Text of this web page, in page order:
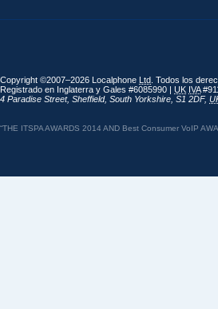
Copyright ©2007–2026 Localphone Ltd . Todos los
Registrado en Inglaterra y Gales #6085990 | UK IVA
4 Paradise Street, Sheffield, South Yorkshire S1 2DF,
“THE ITSPA AWARDS 2014 AND Best Consumer VoIP